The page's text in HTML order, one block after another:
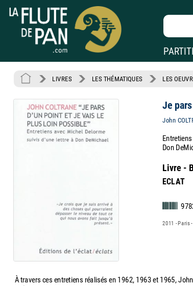
LIVRES LES THÉMATIQUES LES
Je
John
Don
Livre -
ECLAT
2011 - Paris
À travers ces entretiens réalisés en 1962, 1963 et 1965,